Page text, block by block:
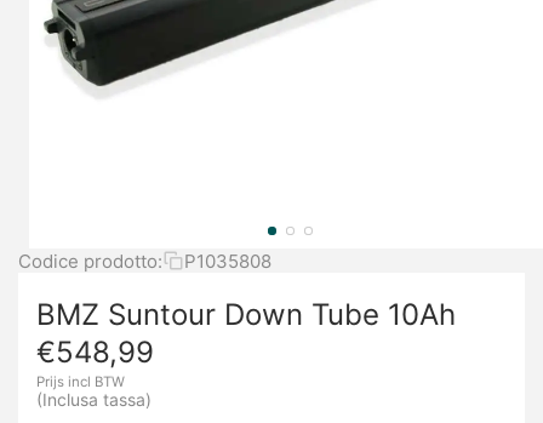
Codice prodotto: P1035808
BMZ Suntour Down Tube 10Ah
€548,99
Prijs incl BTW
(Inclusa tassa)